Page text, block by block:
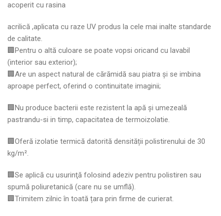
acoperit cu rasina
acrilică ,aplicata cu raze UV produs la cele mai inalte standarde
de calitate.
🏢Pentru o altă culoare se poate vopsi oricand cu lavabil
(interior sau exterior);
🏢Are un aspect natural de cărămidă sau piatra și se imbina
aproape perfect, oferind o continuitate imaginii;
🏢Nu produce bacterii este rezistent la apă şi umezeală
pastrandu-si in timp, capacitatea de termoizolatie.
🏢Oferă izolatie termică datorită densității polistirenului de 30
kg/m².
🏢Se aplică cu usurinţă folosind adeziv pentru polistiren sau
spumă poliuretanică (care nu se umflă).
🏢Trimitem zilnic în toată țara prin firme de curierat.